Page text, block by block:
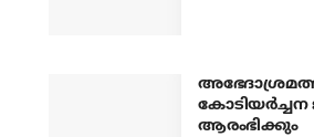
ആരംഭിക്കും